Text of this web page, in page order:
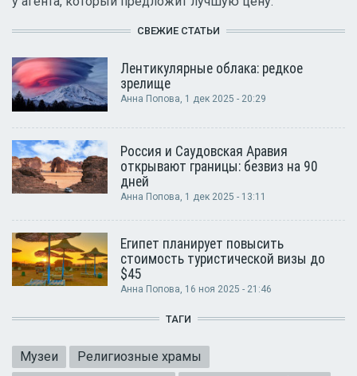
СВЕЖИЕ СТАТЬИ
Лентикулярные облака: редкое
зрелище
Анна Попова, 1 дек 2025 - 20:29
Россия и Саудовская Аравия
открывают границы: безвиз на 90
дней
Анна Попова, 1 дек 2025 - 13:11
Египет планирует повысить
стоимость туристической визы до
$45
Анна Попова, 16 ноя 2025 - 21:46
ТАГИ
Музеи
Религиозные храмы